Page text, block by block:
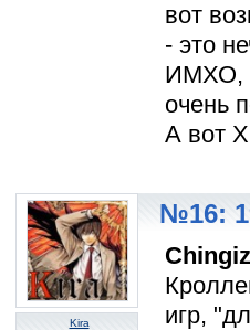
вот
- это
ИМХО,
очень
А вот
Kira
№16:
Chingiz
игр,